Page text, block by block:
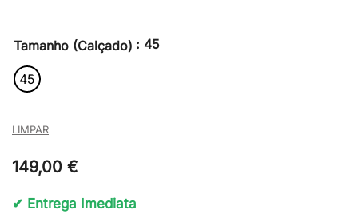
Tamanho (Calçado) : 45
45
LIMPAR
149,00 €
✔ Entrega Imediata